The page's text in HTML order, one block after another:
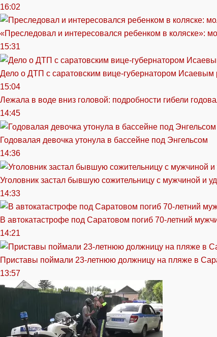
16:02
«Преследовал и интересовался ребенком в коляске»:
15:31
Дело о ДТП с саратовским вице-губернатором Исаевым
15:04
Лежала в воде вниз головой: подробности гибели
14:45
Годовалая девочка утонула в бассейне под Энгельсом
14:36
Уголовник застал бывшую сожительницу с мужчиной и
14:33
В автокатастрофе под Саратовом погиб 70-летний
14:21
Приставы поймали 23-летнюю должницу на пляже в
13:57